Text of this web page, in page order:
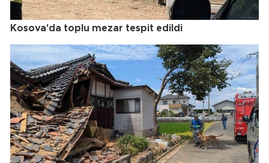
Kosova'da toplu mezar tespit edildi